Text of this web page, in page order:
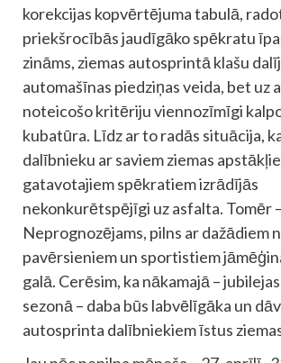
korekcijas kopvērtējuma tabulā,
priekšrocībās jaudīgāko spēkratu
zināms, ziemas autosprintā klašu
automašīnas piedziņas veida, bet uz
noteicošo kritēriju viennozīmīgi
kubatūra. Līdz ar to radās situācija,
dalībnieku ar saviem ziemas
gatavotajiem spēkratiem izrādījās
nekonkurētspējīgi uz asfalta. Tomēr
Neprognozējams, pilns ar dažādiem
pavērsieniem un sportistiem
galā. Cerēsim, ka nākamajā –
sezonā – daba būs labvēlīgāka un
autosprinta dalībniekiem īstus